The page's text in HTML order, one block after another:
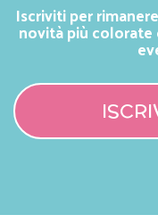
Iscriviti per
novità più